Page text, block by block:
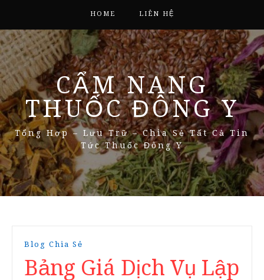
HOME LIÊN HỆ
CẨM NANG
THUỐC ĐÔNG Y
Tổng Hợp – Lưu Trữ – Chia Sẻ Tất Cả Tin
Tức Thuốc Đông Y
Blog Chia Sẻ
Bảng Giá Dịch Vụ Lập